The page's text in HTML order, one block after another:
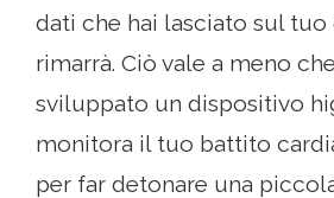
dati che hai lasciato sul
rimarrà. Ciò vale a meno
sviluppato un dispositivo
monitora il tuo battito
per far detonare una